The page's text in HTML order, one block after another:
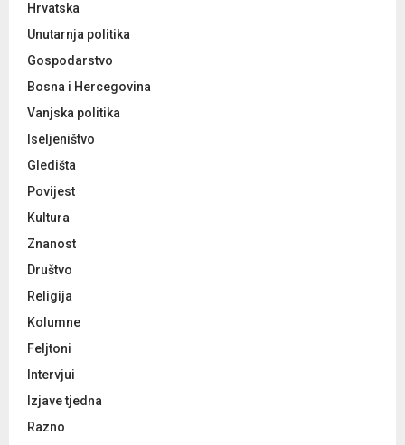
Hrvatska
Unutarnja politika
Gospodarstvo
Bosna i Hercegovina
Vanjska politika
Iseljeništvo
Gledišta
Povijest
Kultura
Znanost
Društvo
Religija
Kolumne
Feljtoni
Intervjui
Izjave tjedna
Razno